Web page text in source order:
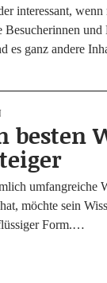
inter­es­sant, wenn
Besu­che­rin­nen
es ganz ande­re
besten
umfang­rei­che
möch­te sein
Form.…